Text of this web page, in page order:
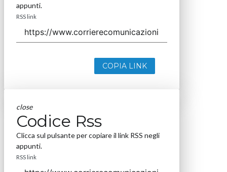
appunti.
RSS link
COPIA LINK
close
Codice Rss
Clicca sul pulsante per copiare il link RSS negli
appunti.
RSS link